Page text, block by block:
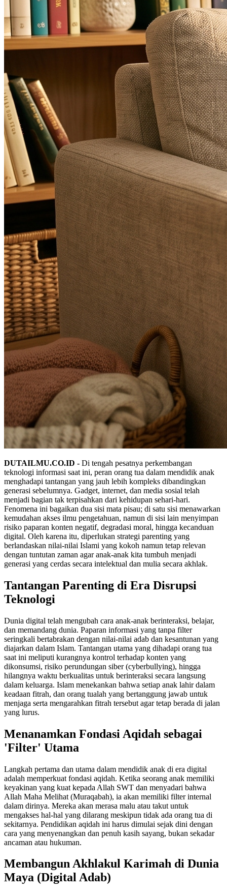
DUTAILMU.CO.ID - Di tengah pesatnya perkembangan
teknologi informasi saat ini, peran orang tua dalam mendidik anak
menghadapi tantangan yang jauh lebih kompleks dibandingkan
generasi sebelumnya. Gadget, internet, dan media sosial telah
menjadi bagian tak terpisahkan dari kehidupan sehari-hari.
Fenomena ini bagaikan dua sisi mata pisau; di satu sisi menawarkan
kemudahan akses ilmu pengetahuan, namun di sisi lain menyimpan
risiko paparan konten negatif, degradasi moral, hingga kecanduan
digital. Oleh karena itu, diperlukan strategi parenting yang
berlandaskan nilai-nilai Islami yang kokoh namun tetap relevan
dengan tuntutan zaman agar anak-anak kita tumbuh menjadi
generasi yang cerdas secara intelektual dan mulia secara akhlak.
Tantangan Parenting di Era Disrupsi
Teknologi
Dunia digital telah mengubah cara anak-anak berinteraksi, belajar,
dan memandang dunia. Paparan informasi yang tanpa filter
seringkali bertabrakan dengan nilai-nilai adab dan kesantunan yang
diajarkan dalam Islam. Tantangan utama yang dihadapi orang tua
saat ini meliputi kurangnya kontrol terhadap konten yang
dikonsumsi, risiko perundungan siber (cyberbullying), hingga
hilangnya waktu berkualitas untuk berinteraksi secara langsung
dalam keluarga. Islam menekankan bahwa setiap anak lahir dalam
keadaan fitrah, dan orang tualah yang bertanggung jawab untuk
menjaga serta mengarahkan fitrah tersebut agar tetap berada di jalan
yang lurus.
Menanamkan Fondasi Aqidah sebagai
'Filter' Utama
Langkah pertama dan utama dalam mendidik anak di era digital
adalah memperkuat fondasi aqidah. Ketika seorang anak memiliki
keyakinan yang kuat kepada Allah SWT dan menyadari bahwa
Allah Maha Melihat (Muraqabah), ia akan memiliki filter internal
dalam dirinya. Mereka akan merasa malu atau takut untuk
mengakses hal-hal yang dilarang meskipun tidak ada orang tua di
sekitarnya. Pendidikan aqidah ini harus dimulai sejak dini dengan
cara yang menyenangkan dan penuh kasih sayang, bukan sekadar
ancaman atau hukuman.
Membangun Akhlakul Karimah di Dunia
Maya (Digital Adab)